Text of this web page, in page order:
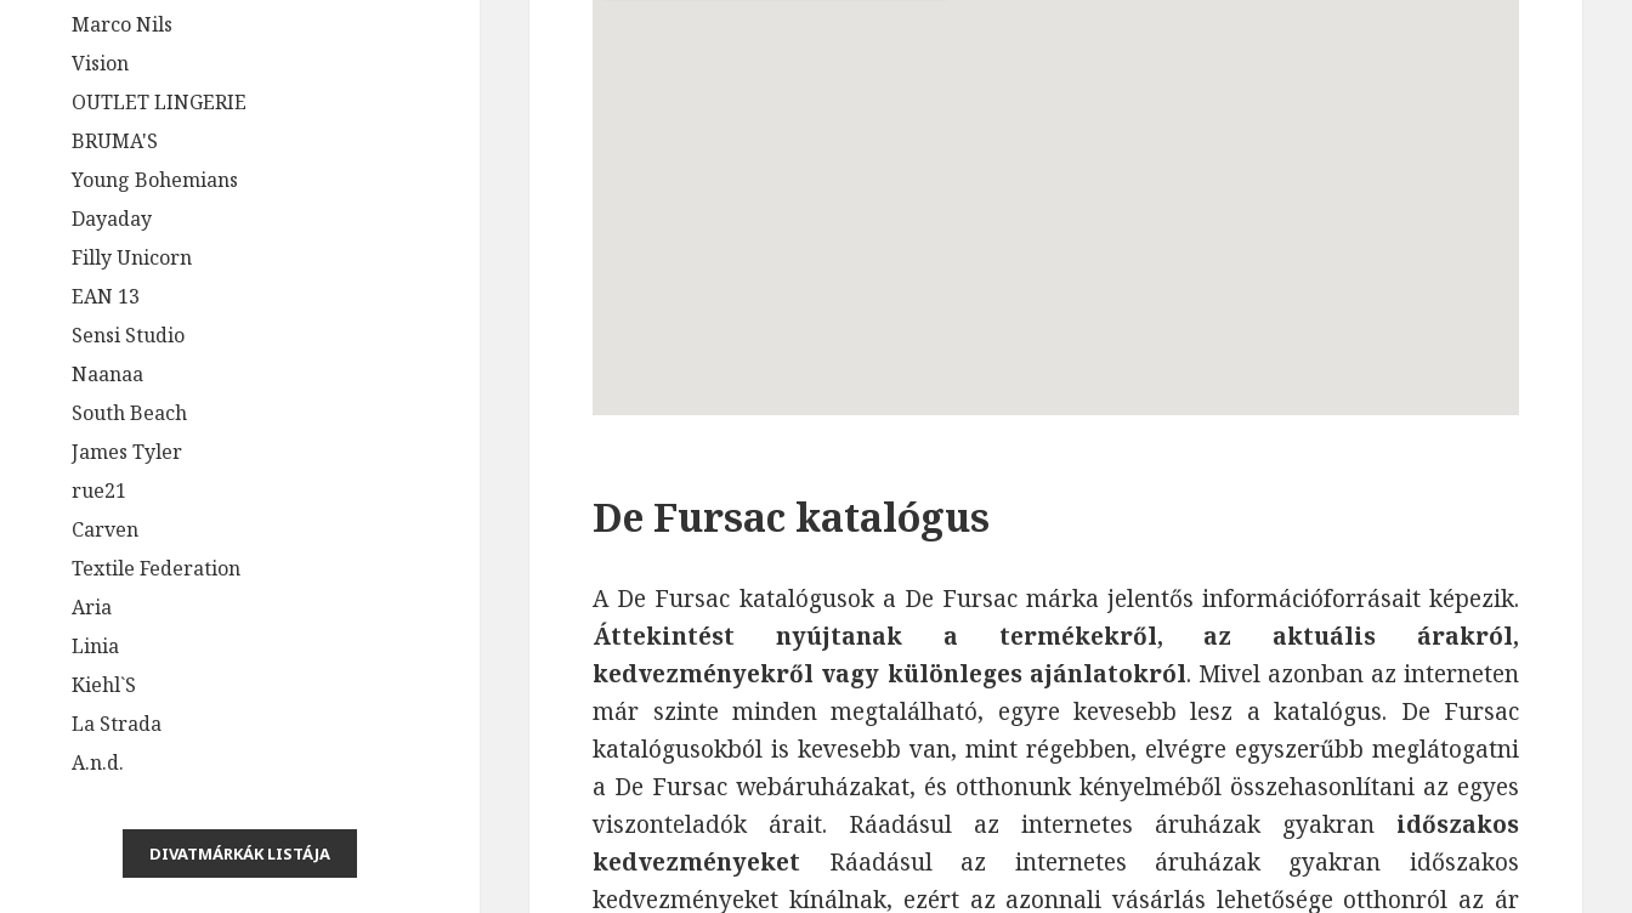
Marco Nils
Vision
OUTLET LINGERIE
BRUMA'S
Young Bohemians
Dayaday
Filly Unicorn
EAN 13
Sensi Studio
Naanaa
South Beach
James Tyler
rue21
Carven
Textile Federation
Aria
Linia
Kiehl`S
La Strada
A.n.d.
De Fursac katalógus
A De Fursac katalógusok a De Fursac márka jelentős információforrásait képezik.
Áttekintést nyújtanak a termékekről, az aktuális árakról,
kedvezményekről vagy különleges ajánlatokról. Mivel azonban az interneten
már szinte minden megtalálható, egyre kevesebb lesz a katalógus. De Fursac
katalógusokból is kevesebb van, mint régebben, elvégre egyszerűbb meglátogatni
a De Fursac webáruházakat, és otthonunk kényelméből összehasonlítani az egyes
viszonteladók árait. Ráadásul az internetes áruházak gyakran időszakos
kedvezményeket Ráadásul az internetes áruházak gyakran időszakos
kedvezményeket kínálnak, ezért az azonnali vásárlás lehetősége otthonról az ár